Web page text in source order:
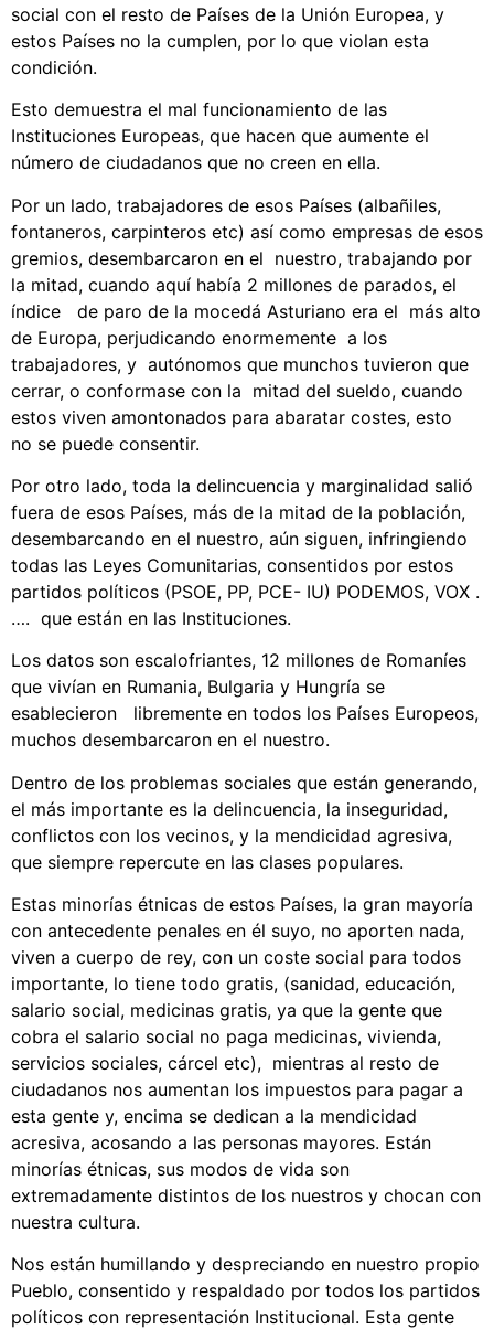
social con el resto de Países de la Unión Europea, y
estos Países no la cumplen, por lo que violan esta
condición.
Esto demuestra el mal funcionamiento de las
Instituciones Europeas, que hacen que aumente el
número de ciudadanos que no creen en ella.
Por un lado, trabajadores de esos Países (albañiles,
fontaneros, carpinteros etc) así como empresas de esos
gremios, desembarcaron en el nuestro, trabajando por
la mitad, cuando aquí había 2 millones de parados, el
índice de paro de la mocedá Asturiano era el más alto
de Europa, perjudicando enormemente a los
trabajadores, y autónomos que munchos tuvieron que
cerrar, o conformase con la mitad del sueldo, cuando
estos viven amontonados para abaratar costes, esto
no se puede consentir.
Por otro lado, toda la delincuencia y marginalidad salió
fuera de esos Países, más de la mitad de la población,
desembarcando en el nuestro, aún siguen, infringiendo
todas las Leyes Comunitarias, consentidos por estos
partidos políticos (PSOE, PP, PCE- IU) PODEMOS, VOX .
…. que están en las Instituciones.
Los datos son escalofriantes, 12 millones de Romaníes
que vivían en Rumania, Bulgaria y Hungría se
esablecieron libremente en todos los Países Europeos,
muchos desembarcaron en el nuestro.
Dentro de los problemas sociales que están generando,
el más importante es la delincuencia, la inseguridad,
conflictos con los vecinos, y la mendicidad agresiva,
que siempre repercute en las clases populares.
Estas minorías étnicas de estos Países, la gran mayoría
con antecedente penales en él suyo, no aporten nada,
viven a cuerpo de rey, con un coste social para todos
importante, lo tiene todo gratis, (sanidad, educación,
salario social, medicinas gratis, ya que la gente que
cobra el salario social no paga medicinas, vivienda,
servicios sociales, cárcel etc), mientras al resto de
ciudadanos nos aumentan los impuestos para pagar a
esta gente y, encima se dedican a la mendicidad
acresiva, acosando a las personas mayores. Están
minorías étnicas, sus modos de vida son
extremadamente distintos de los nuestros y chocan con
nuestra cultura.
Nos están humillando y despreciando en nuestro propio
Pueblo, consentido y respaldado por todos los partidos
políticos con representación Institucional. Esta gente